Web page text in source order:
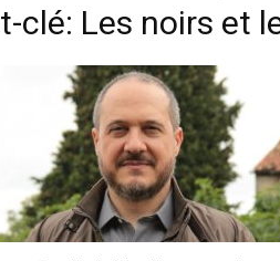
clé: Les noirs et